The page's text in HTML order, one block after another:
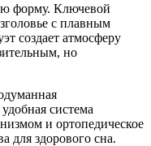
форму. Ключевой
с плавным
создает атмосферу
но
система
и ортопедическое
для здорового сна.